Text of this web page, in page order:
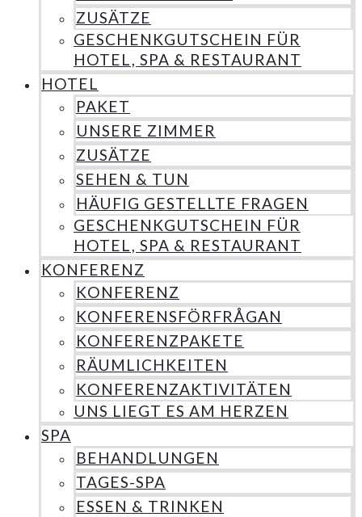
ZUSÄTZE
GESCHENKGUTSCHEIN FÜR
HOTEL, SPA & RESTAURANT
HOTEL
PAKET
UNSERE ZIMMER
ZUSÄTZE
SEHEN & TUN
HÄUFIG GESTELLTE FRAGEN
GESCHENKGUTSCHEIN FÜR
HOTEL, SPA & RESTAURANT
KONFERENZ
KONFERENZ
KONFERENSFÖRFRÅGAN
KONFERENZPAKETE
RÄUMLICHKEITEN
KONFERENZAKTIVITÄTEN
UNS LIEGT ES AM HERZEN
SPA
BEHANDLUNGEN
TAGES-SPA
ESSEN & TRINKEN